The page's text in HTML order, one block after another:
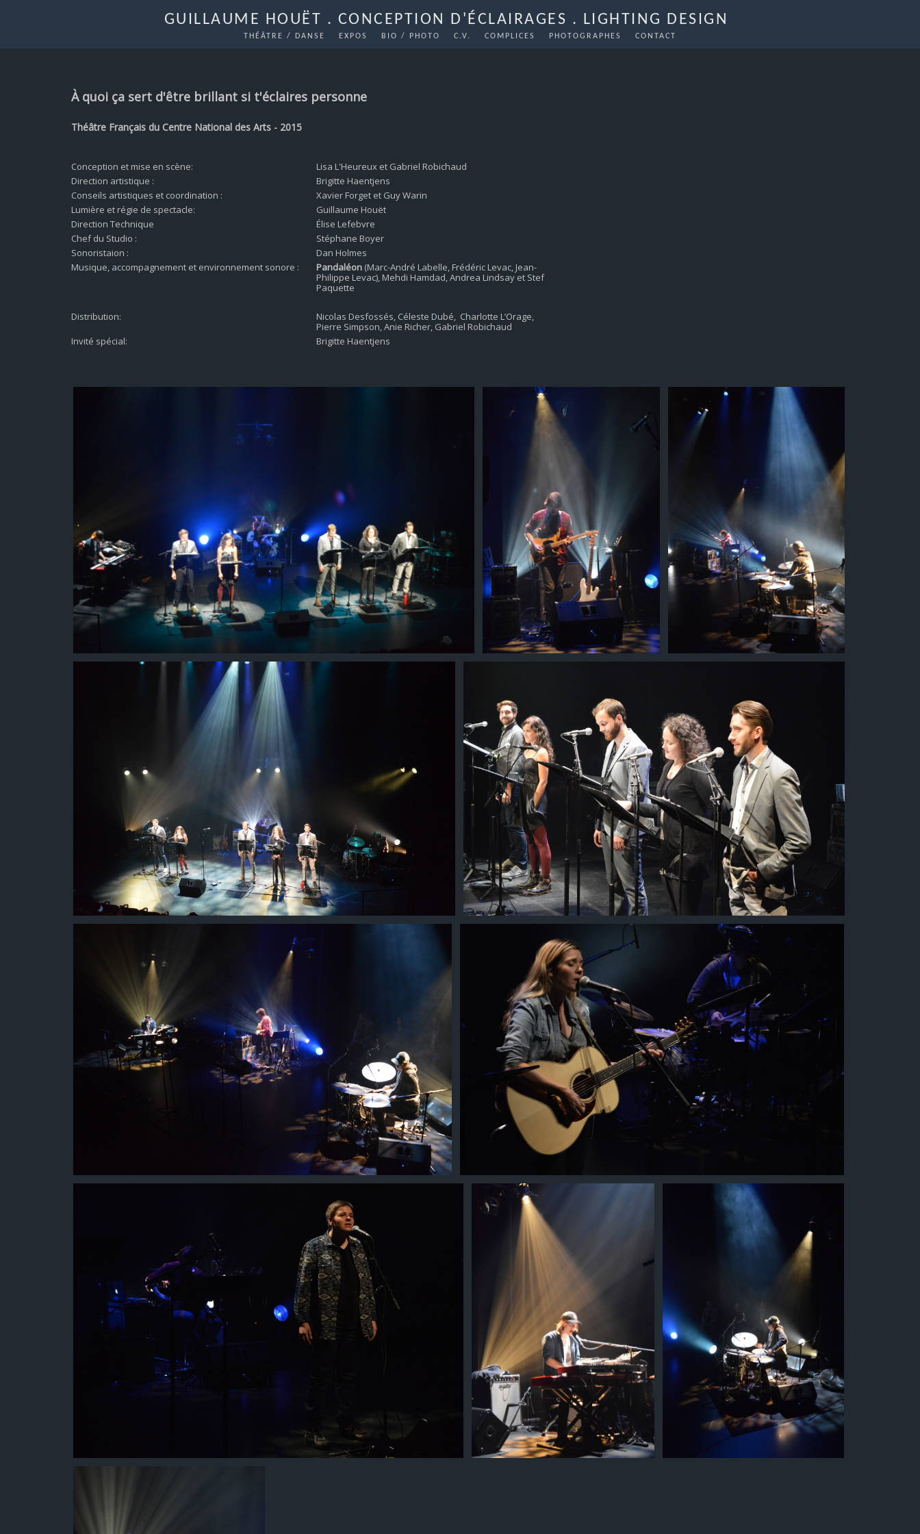
GUILLAUME HOUËT . CONCEPTION D'ÉCLAIRAGES . LIGHTING DESIGN
THÉÂTRE / DANSE EXPOS BIO / PHOTO C.V. COMPLICES PHOTOGRAPHES CONTACT
À quoi ça sert d'être brillant si t'éclaires personne
Théâtre Français du Centre National des Arts - 2015
Conception et mise en scène:
Lisa L'Heureux et Gabriel Robichaud
Direction artistique :
Brigitte Haentjens
Conseils artistiques et coordination :
Xavier Forget et Guy Warin
Lumière et régie de spectacle:
Guillaume Houët
Direction Technique
Élise Lefebvre
Chef du Studio :
Stéphane Boyer
Sonoristaion :
Dan Holmes
Musique, accompagnement et environnement sonore :
Pandaléon (Marc-André Labelle, Frédéric Levac, Jean-
Philippe Levac), Mehdi Hamdad, Andrea Lindsay et Stef
Paquette
Distribution:
Nicolas Desfossés, Céleste Dubé, Charlotte L’Orage,
Pierre Simpson, Anie Richer, Gabriel Robichaud
Invité spécial:
Brigitte Haentjens